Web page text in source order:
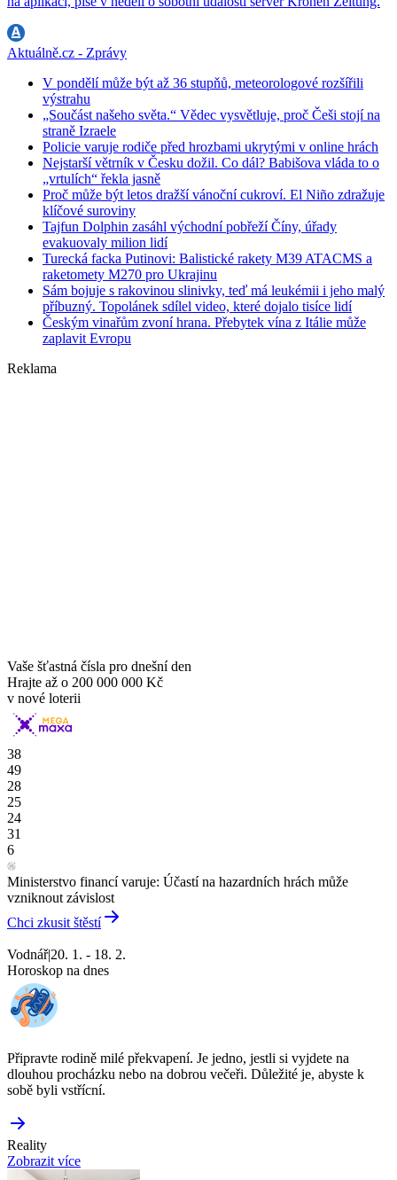
Aktuálně.cz - Zprávy
V pondělí může být až 36 stupňů, meteorologové rozšířili
výstrahu
„Součást našeho světa.“ Vědec vysvětluje, proč Češi stojí na
straně Izraele
Policie varuje rodiče před hrozbami ukrytými v online hrách
Nejstarší větrník v Česku dožil. Co dál? Babišova vláda to o
„vrtulích“ řekla jasně
Proč může být letos dražší vánoční cukroví. El Niño zdražuje
klíčové suroviny
Tajfun Dolphin zasáhl východní pobřeží Číny, úřady
evakuovaly milion lidí
Turecká facka Putinovi: Balistické rakety M39 ATACMS a
raketomety M270 pro Ukrajinu
Sám bojuje s rakovinou slinivky, teď má leukémii i jeho malý
příbuzný. Topolánek sdílel video, které dojalo tisíce lidí
Českým vinařům zvoní hrana. Přebytek vína z Itálie může
zaplavit Evropu
Reklama
Vaše šťastná čísla pro dnešní den
Hrajte až o 200 000 000 Kč
v nové loterii
38
49
28
25
24
31
6
Ministerstvo financí varuje: Účastí na hazardních hrách může
vzniknout závislost
Chci zkusit štěstí
Vodnář|20. 1. - 18. 2.
Horoskop na dnes
Připravte rodině milé překvapení. Je jedno, jestli si vyjdete na
dlouhou procházku nebo na dobrou večeři. Důležité je, abyste k
sobě byli vstřícní.
Reality
Zobrazit více